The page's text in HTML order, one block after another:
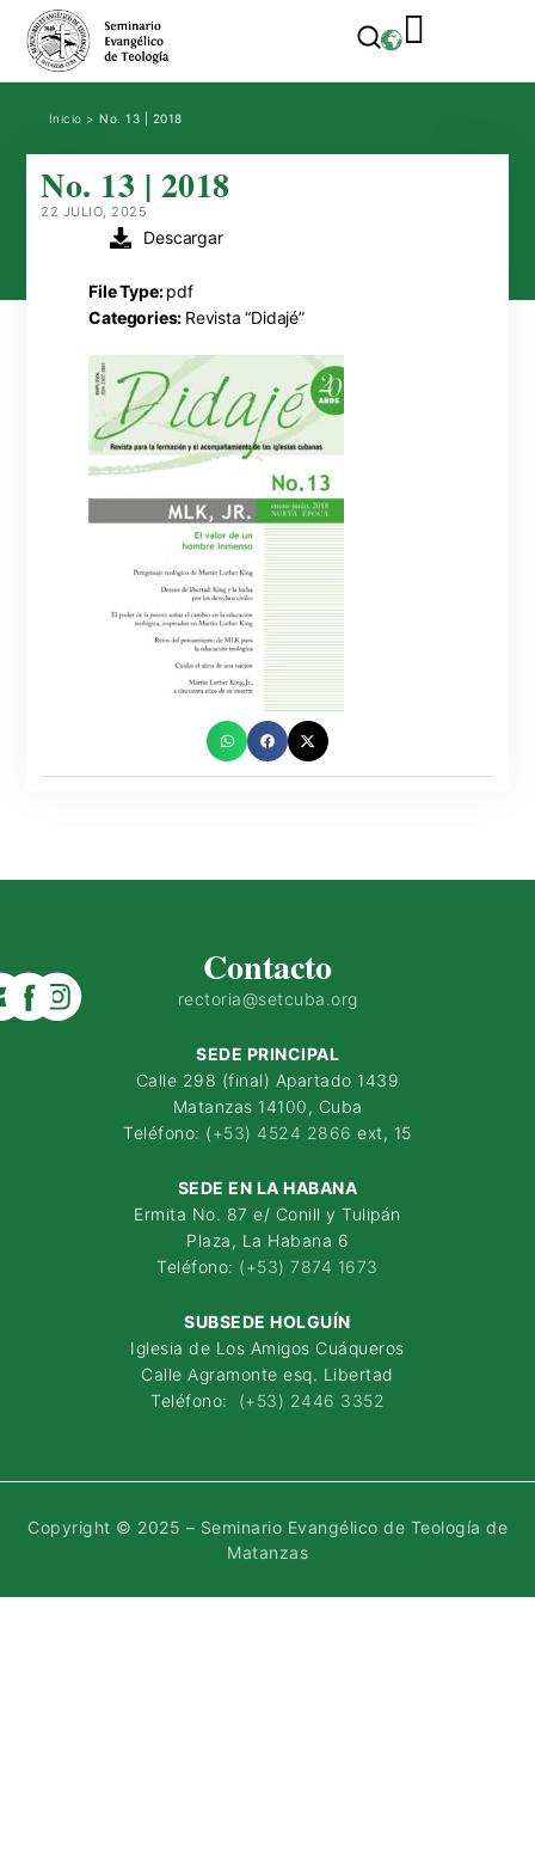
Inicio >No. 13 | 2018
No. 13 | 2018
22 JULIO, 2025
Descargar
File Type:pdf
Categories: Revista “Didajé”
Contacto
rectoria@setcuba.org
SEDE PRINCIPAL
Calle 298 (final) Apartado 1439
Matanzas 14100, Cuba
Teléfono: (+53) 4524 2866 ext, 15
SEDE EN LA HABANA
Ermita No. 87 e/ Conill y Tulipán
Plaza, La Habana 6
Teléfono: (+53) 7874 1673
SUBSEDE HOLGUÍN
Iglesia de Los Amigos Cuáqueros
Calle Agramonte esq. Libertad
Teléfono: (+53) 2446 3352
Copyright © 2025 – Seminario Evangélico de Teología de
Matanzas